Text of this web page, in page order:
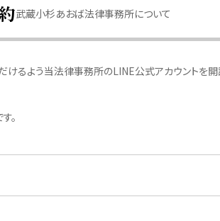
武蔵小杉あおば法律事務所について
るよう当法律事務所のLINE公式アカウントを開
。